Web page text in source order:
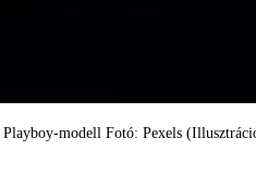
Playboy-modell Fotó: Pexels